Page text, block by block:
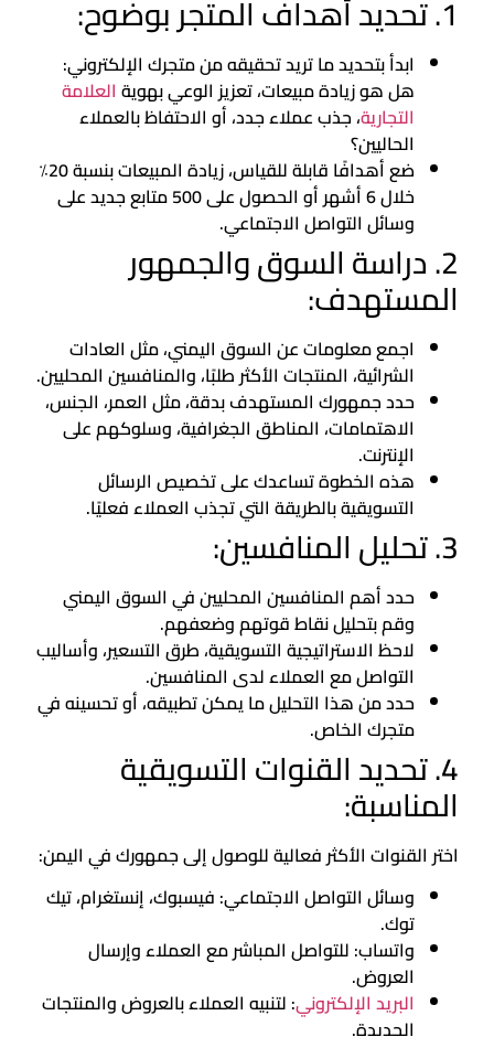
1. تحديد أهداف المتجر بوضوح:
ابدأ بتحديد ما تريد تحقيقه من متجرك الإلكتروني:
هل هو زيادة مبيعات، تعزيز الوعي بهوية العلامة
التجارية، جذب عملاء جدد، أو الاحتفاظ بالعملاء
الحاليين؟
ضع أهدافًا قابلة للقياس، زيادة المبيعات بنسبة 20٪
خلال 6 أشهر أو الحصول على 500 متابع جديد على
وسائل التواصل الاجتماعي.
2. دراسة السوق والجمهور
المستهدف:
اجمع معلومات عن السوق اليمني، مثل العادات
الشرائية، المنتجات الأكثر طلبًا، والمنافسين المحليين.
حدد جمهورك المستهدف بدقة، مثل العمر، الجنس،
الاهتمامات، المناطق الجغرافية، وسلوكهم على
الإنترنت.
هذه الخطوة تساعدك على تخصيص الرسائل
التسويقية بالطريقة التي تجذب العملاء فعليًا.
3. تحليل المنافسين:
حدد أهم المنافسين المحليين في السوق اليمني
وقم بتحليل نقاط قوتهم وضعفهم.
لاحظ الاستراتيجية التسويقية، طرق التسعير، وأساليب
التواصل مع العملاء لدى المنافسين.
حدد من هذا التحليل ما يمكن تطبيقه، أو تحسينه في
متجرك الخاص.
4. تحديد القنوات التسويقية
المناسبة:
اختر القنوات الأكثر فعالية للوصول إلى جمهورك في اليمن:
وسائل التواصل الاجتماعي: فيسبوك، إنستغرام، تيك
توك.
واتساب: للتواصل المباشر مع العملاء وإرسال
العروض.
البريد الإلكتروني: لتنبيه العملاء بالعروض والمنتجات
الجديدة.